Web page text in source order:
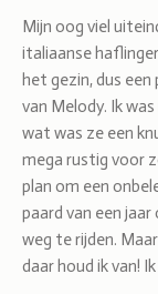
Mijn oog viel
italiaanse
het gezin, dus
van Melody. Ik
wat was ze een
mega rustig voor
plan om een
paard van een
weg te rijden.
daar houd ik van!